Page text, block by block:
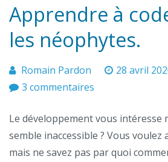
Apprendre à
les néophytes.
Romain Pardon 28 avril
3 commentaires
à
coder
?
Le développement vous intéresse
semble inaccessible ? Vous
mais ne savez pas par quoi